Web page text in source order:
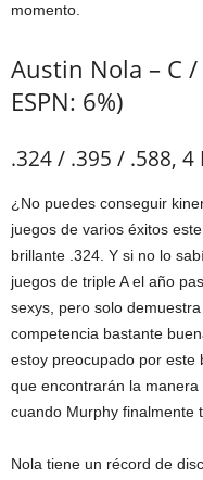
momento.
Austin Nola – C /
ESPN: 6%)
.324 / .395 / .588, 4
¿No puedes conseguir
juegos de varios éxitos
brillante .324. Y si no lo
juegos de triple A el año
sexys, pero solo
competencia bastante
estoy preocupado por este
que encontrarán la
cuando Murphy finalmente
Nola tiene un récord de